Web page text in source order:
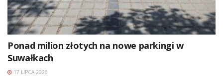
Ponad milion złotych na nowe parkingi w
Suwałkach
17 LIPCA 2026